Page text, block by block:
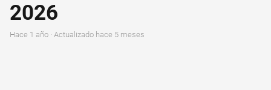
2026
hace 1 año · Actualizado hace 5 meses